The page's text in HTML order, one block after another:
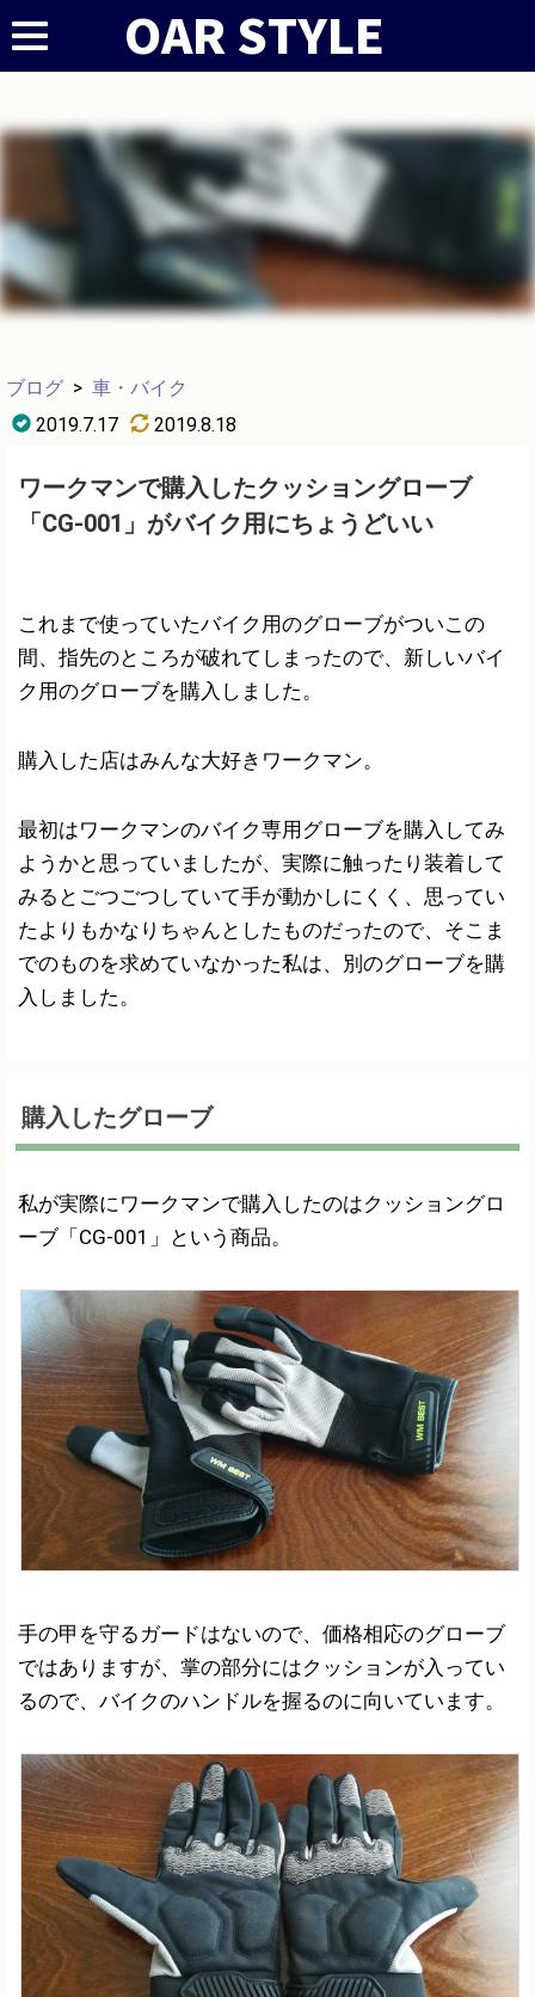
ブログ > 車・バイク
2019.7.17
2019.8.18
ワークマンで購入したクッショングローブ
「CG-001」がバイク用にちょうどいい
これまで使っていたバイク用のグローブがついこの
間、指先のところが破れてしまったので、新しいバイ
ク用のグローブを購入しました。
購入した店はみんな大好きワークマン。
最初はワークマンのバイク専用グローブを購入してみ
ようかと思っていましたが、実際に触ったり装着して
みるとごつごつしていて手が動かしにくく、思ってい
たよりもかなりちゃんとしたものだったので、そこま
でのものを求めていなかった私は、別のグローブを購
入しました。
購入したグローブ
私が実際にワークマンで購入したのはクッショングロ
ーブ「CG-001」という商品。
手の甲を守るガードはないので、価格相応のグローブ
ではありますが、掌の部分にはクッションが入ってい
るので、バイクのハンドルを握るのに向いています。